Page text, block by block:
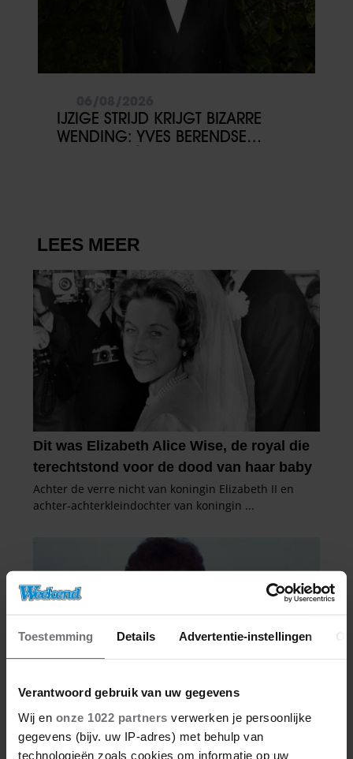
Toestemming Details Advertentie-instellingen
Verantwoord gebruik van uw gegevens
Wij en onze 1022 partners verwerken je persoonlijke
gegevens (bijv. uw IP-adres) met behulp van
technologieën zoals cookies om informatie op uw
IJZIGE STRIJD KRIJGT BIZARRE
WENDING: YVES BERENDSE